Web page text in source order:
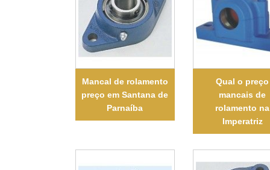
Mancal de rolamento
preço em Santana de
Parnaíba
Qual o preço
mancais de
rolamento na
Imperatriz